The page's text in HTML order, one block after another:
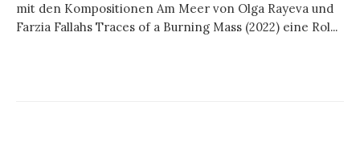
mit den Kompositionen Am Meer von Olga Rayeva und
Farzia Fallahs Traces of a Burning Mass (2022) eine Rol...